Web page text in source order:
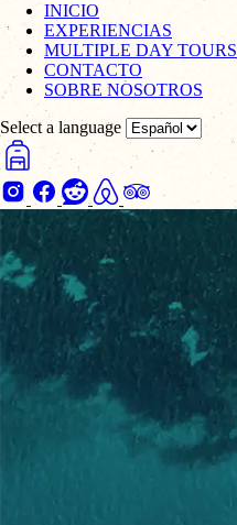
INICIO
EXPERIENCIAS
MULTIPLE DAY TOURS
CONTACTO
SOBRE NOSOTROS
Select a language